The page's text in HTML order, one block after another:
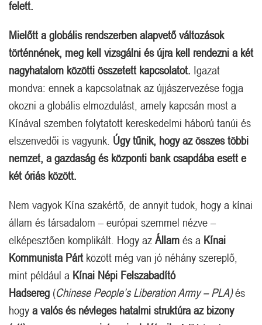
felett.
Mielőtt a globális rendszerben alapvető változások
történnének, meg kell vizsgálni és újra kell rendezni a két
nagyhatalom közötti összetett kapcsolatot. Igazat
mondva: ennek a kapcsolatnak az újjászervezése fogja
okozni a globális elmozdulást, amely kapcsán most a
Kínával szemben folytatott kereskedelmi háború tanúi és
elszenvedői is vagyunk. Úgy tűnik, hogy az összes többi
nemzet, a gazdaság és központi bank csapdába esett e
két óriás között.
Nem vagyok Kína szakértő, de annyit tudok, hogy a kínai
állam és társadalom – európai szemmel nézve –
elképesztően komplikált. Hogy az Állam és a Kínai
Kommunista Párt között még van jó néhány szereplő,
mint például a Kínai Népi Felszabadító
Hadsereg (Chinese People’s Liberation Army – PLA)és
hogy a valós és névleges hatalmi struktúra az bizony